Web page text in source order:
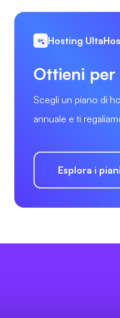
Hosting
Ottieni
Scegli un piano di
annuale e ti
Esplora i